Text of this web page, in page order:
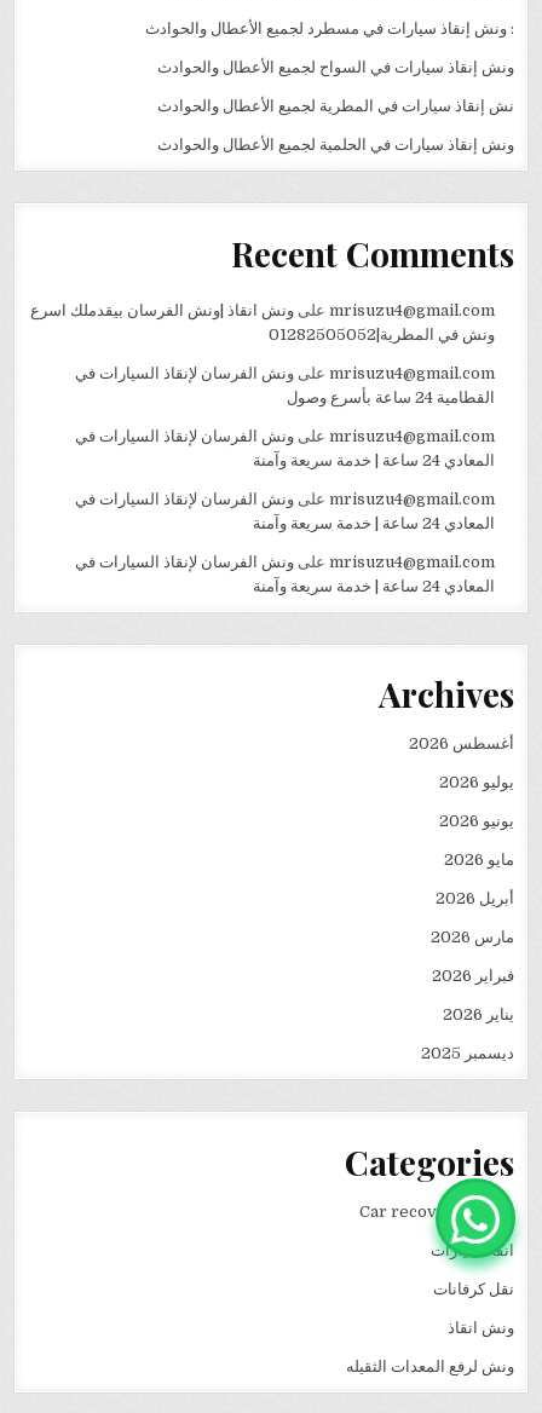
: ونش إنقاذ سيارات في مسطرد لجميع الأعطال والحوادث
ونش إنقاذ سيارات في السواح لجميع الأعطال والحوادث
نش إنقاذ سيارات في المطرية لجميع الأعطال والحوادث
ونش إنقاذ سيارات في الحلمية لجميع الأعطال والحوادث
Recent Comments
mrisuzu4@gmail.comعلى ونش انقاذ |ونش الفرسان بيقدملك اسرع
ونش في المطرية|01282505052
mrisuzu4@gmail.comعلى ونش الفرسان لإنقاذ السيارات في
القطامية 24 ساعة بأسرع وصول
mrisuzu4@gmail.comعلى ونش الفرسان لإنقاذ السيارات في
المعادي 24 ساعة | خدمة سريعة وآمنة
mrisuzu4@gmail.comعلى ونش الفرسان لإنقاذ السيارات في
المعادي 24 ساعة | خدمة سريعة وآمنة
mrisuzu4@gmail.comعلى ونش الفرسان لإنقاذ السيارات في
المعادي 24 ساعة | خدمة سريعة وآمنة
Archives
أغسطس 2026
يوليو 2026
يونيو 2026
مايو 2026
أبريل 2026
مارس 2026
فبراير 2026
يناير 2026
ديسمبر 2025
Categories
Car recovery winch
انقاذ سيارات
نقل كرفانات
ونش انقاذ
ونش لرفع المعدات الثقيله